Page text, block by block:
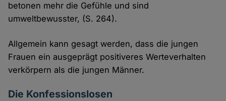
betonen mehr die Gefühle und sind
umweltbewusster, (S. 264).
Allgemein kann gesagt werden, dass die jungen
Frauen ein ausgeprägt positiveres Werteverhalten
verkörpern als die jungen Männer.
Die Konfessionslosen